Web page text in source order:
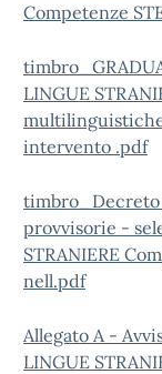
Competenze
LINGUE
intervento .pdf
timbro_Decreto
provvisorie -
STRANIERE
nell.pdf
Allegato A -
LINGUE